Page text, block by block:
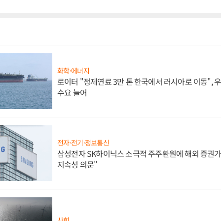
화학·에너지
로이터 "정제연료 3만 톤 한국에서 러시아로 이동",
수요 늘어
전자·전기·정보통신
삼성전자 SK하이닉스 소극적 주주환원에 해외 증권
지속성 의문"